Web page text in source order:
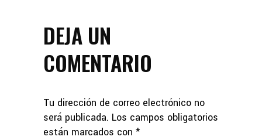
DEJA UN
COMENTARIO
Tu dirección de correo electrónico no
será publicada. Los campos obligatorios
están marcados con *